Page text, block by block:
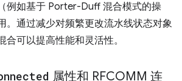
例如基于 Porter-Duff 混合模式的操
。通过减少对频繁更改流水线状态对象
合可以提高性能和灵活性。
属性和 RFCOMM 连